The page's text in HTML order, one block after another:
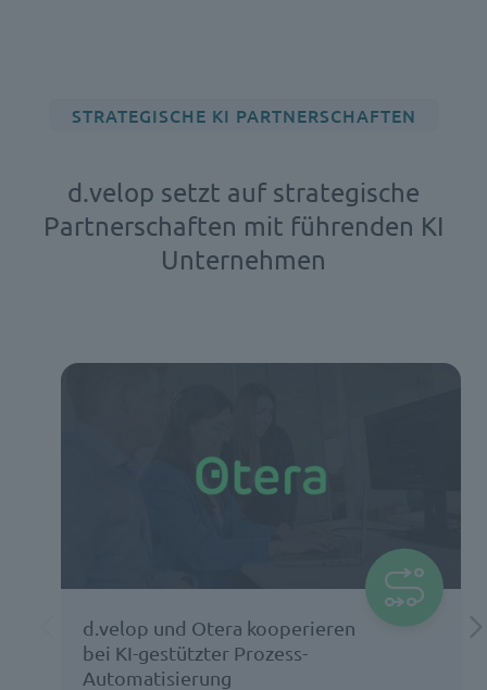
STRATEGISCHE KI PARTNERSCHAFTEN
d.velop setzt auf strategische
Partnerschaften mit führenden KI
Unternehmen
d.velop und Otera kooperieren
bei KI-gestützter Prozess-
Automatisierung